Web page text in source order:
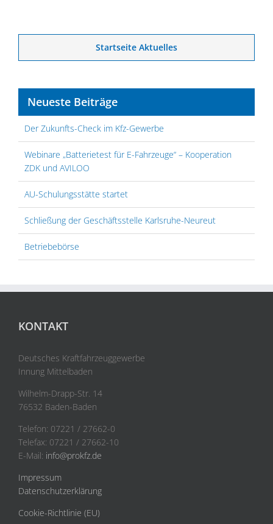
Startseite Aktuelles
Neueste Beiträge
Der Zukunfts-Check im Kfz-Gewerbe
Webinare „Batterietest für E-Fahrzeuge“ – Kooperation
ZDK und AVILOO
AU-Schulungsstätte startet
Schließung der Geschäftsstelle Karlsruhe-Neureut
Betriebebörse
KONTAKT
Deutsches Kraftfahrzeuggewerbe
Innung Mittelbaden
Wilhelm-Drapp-Str. 14
76532 Baden-Baden
Telefon: 07221 / 27662-0
Telefax: 07221 / 27662-10
E-Mail: info@prokfz.de
Impressum
Datenschutzerklärung
Cookie-Richtlinie (EU)